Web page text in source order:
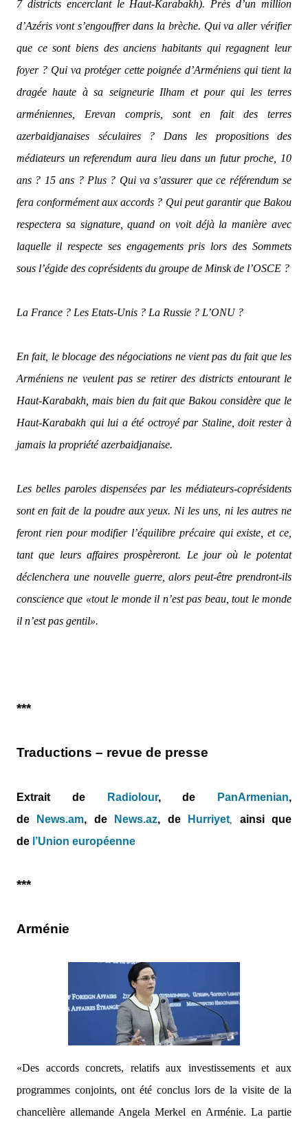
7 districts encerclant le Haut-Karabakh). Près d’un million
d’Azéris vont s’engouffrer dans la brèche. Qui va aller vérifier
que ce sont biens des anciens habitants qui regagnent leur
foyer ? Qui va protéger cette poignée d’Arméniens qui tient la
dragée haute à sa seigneurie Ilham et pour qui les terres
arméniennes, Erevan compris, sont en fait des terres
azerbaidjanaises séculaires ? Dans les propositions des
médiateurs un referendum aura lieu dans un futur proche, 10
ans ? 15 ans ? Plus ? Qui va s’assurer que ce référendum se
fera conformément aux accords ? Qui peut garantir que Bakou
respectera sa signature, quand on voit déjà la manière avec
laquelle il respecte ses engagements pris lors des Sommets
sous l’égide des coprésidents du groupe de Minsk de l’OSCE ?
La France ? Les Etats-Unis ? La Russie ? L’ONU ?
En fait, le blocage des négociations ne vient pas du fait que les
Arméniens ne veulent pas se retirer des districts entourant le
Haut-Karabakh, mais bien du fait que Bakou considère que le
Haut-Karabakh qui lui a été octroyé par Staline, doit rester à
jamais la propriété azerbaidjanaise.
Les belles paroles dispensées par les médiateurs-coprésidents
sont en fait de la poudre aux yeux. Ni les uns, ni les autres ne
feront rien pour modifier l’équilibre précaire qui existe, et ce,
tant que leurs affaires prospèreront. Le jour où le potentat
déclenchera une nouvelle guerre, alors peut-être prendront-ils
conscience que «tout le monde il n’est pas beau, tout le monde
il n’est pas gentil».
***
Traductions – revue de presse
Extrait de Radiolour, de PanArmenian,
de
News.am, de News.az, de Hurriyet,
ainsi que
de l’Union européenne
***
Arménie
«Des accords concrets, relatifs aux investissements et aux
programmes conjoints, ont été conclus lors de la visite de la
chancelière allemande Angela Merkel en Arménie. La partie